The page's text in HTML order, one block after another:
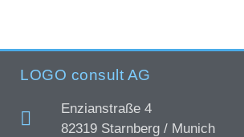
LOGO consult AG
Enzianstraße 4
82319 Starnberg / Munich